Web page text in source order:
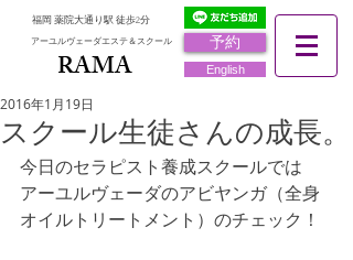
予約
福岡 薬院大通り駅 徒歩2分
アーユルヴェーダエステ＆スクール
RAMA English
スクール生徒さんの成長。
2016年1月19日
今日のセラピスト養成スクールでは
アーユルヴェーダのアビヤンガ（全身
オイルトリートメント）のチェック！